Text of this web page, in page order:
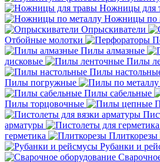
Ножницы для
Ножницы по
Опрыскиватели
Отбойные молотки
Пилы алмазные
дисковые
Пилы
Пилы
Пилы погружные
Пилы сабельные
Пилы торцовочные
арматуры
герметика
Плиткорезы
Рубанки и